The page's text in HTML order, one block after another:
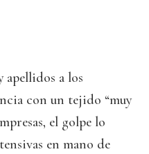
apellidos a los
con un tejido “muy
el golpe lo
en mano de